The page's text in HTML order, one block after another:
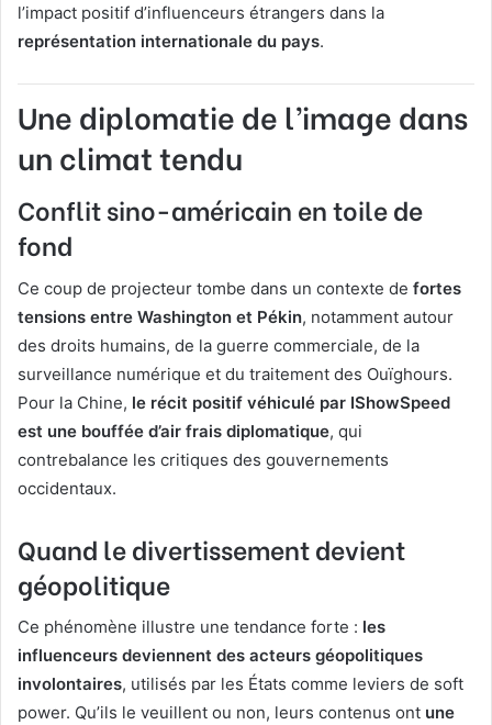
l’impact positif d’influenceurs étrangers dans la
représentation internationale du pays.
Une diplomatie de l’image dans
un climat tendu
Conflit sino-américain en toile de
fond
Ce coup de projecteur tombe dans un contexte de fortes
tensions entre Washington et Pékin, notamment autour
des droits humains, de la guerre commerciale, de la
surveillance numérique et du traitement des Ouïghours.
Pour la Chine, le récit positif véhiculé par IShowSpeed
est une bouffée d’air frais diplomatique, qui
contrebalance les critiques des gouvernements
occidentaux.
Quand le divertissement devient
géopolitique
Ce phénomène illustre une tendance forte : les
influenceurs deviennent des acteurs géopolitiques
involontaires, utilisés par les États comme leviers de soft
power. Qu’ils le veuillent ou non, leurs contenus ont une